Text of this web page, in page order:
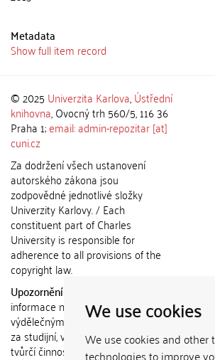
We use cookies
We use cookies and other
technologies to improve
Metadata
Show full item record
© 2025 Univerzita Karlova,Ústřední
knihovna, Ovocný trh 560/5, 116 36
Praha 1;email: admin-repozitar [at]
cuni.cz
Za dodržení všech ustanovení
autorského zákona jsou
zodpovědné jednotlivé složky
Univerzity Karlovy. / Each
constituent part of Charles
University is responsible for
adherence to all provisions of the
copyright law.
Upozornění / Notice:
informace nemohou být použity k
výdělečným účelům nebo vydávány
za studijní, vědeckou nebo jinou
tvůrčí činnost jiné osoby než autora.